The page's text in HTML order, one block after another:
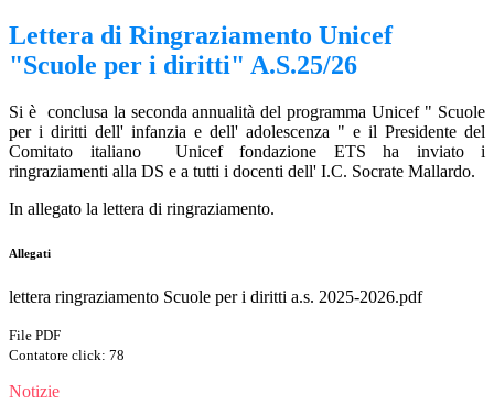
Lettera di Ringraziamento Unicef
"Scuole per i diritti" A.S.25/26
Si è conclusa la seconda annualità del programma Unicef " Scuole
per i diritti dell' infanzia e dell' adolescenza " e il Presidente del
Comitato italiano Unicef fondazione ETS ha inviato i
ringraziamenti alla DS e a tutti i docenti dell' I.C. Socrate Mallardo.
In allegato la lettera di ringraziamento.
Allegati
lettera ringraziamento Scuole per i diritti a.s. 2025-2026.pdf
File PDF
Contatore click: 78
Notizie